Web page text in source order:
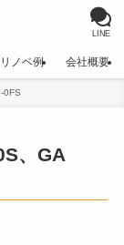
LINE
ノベ例 会社概要
0FS
、GA